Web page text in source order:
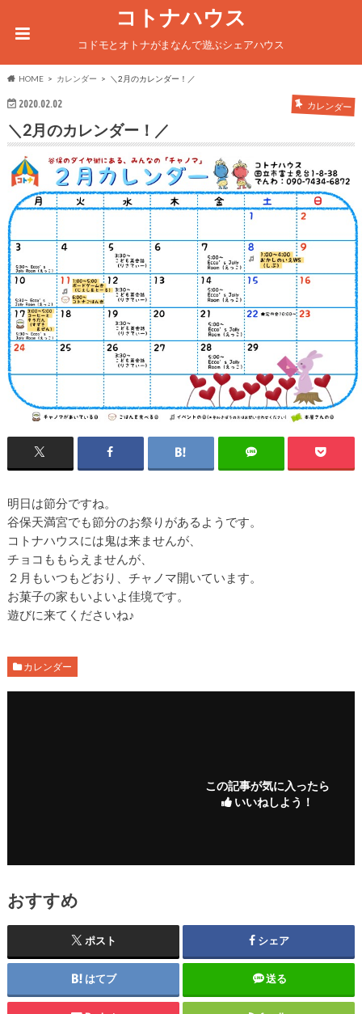
コトナハウス
コドモとオトナがまなんで遊ぶシェアハウス
HOME カレンダー ＼2月のカレンダー！／
2020.02.02 カレンダー
＼2月のカレンダー！／
明日は節分ですね。
谷保天満宮でも節分のお祭りがあるようです。
コトナハウスには鬼は来ませんが、
チョコももらえませんが、
２月もいつもどおり、チャノマ開いています。
お菓子の家もいよいよ佳境です。
遊びに来てくださいね♪
カレンダー
この記事が気に入ったら
いいねしよう！
おすすめ
ポスト シェア
はてブ 送る